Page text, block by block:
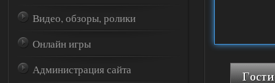
Видео, обзоры, ролики
Онлайн игры
Администрация сайта